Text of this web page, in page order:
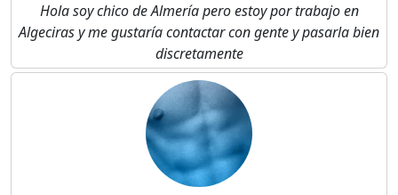
Hola soy chico de Almería pero estoy por trabajo en
Algeciras y me gustaría contactar con gente y pasarla bien
discretamente